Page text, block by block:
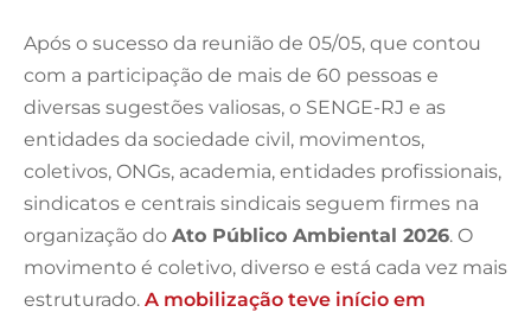
Após o sucesso da reunião de 05/05, que contou
com a participação de mais de 60 pessoas e
diversas sugestões valiosas, o SENGE-RJ e as
entidades da sociedade civil, movimentos,
coletivos, ONGs, academia, entidades profissionais,
sindicatos e centrais sindicais seguem firmes na
organização do Ato Público Ambiental 2026. O
movimento é coletivo, diverso e está cada vez mais
estruturado. A mobilização teve início em